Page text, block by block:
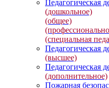
Педагогическая
(дошкольное)
(общее)
(специальная
Педагогическая
(высшее)
Педагогическая
(дополнительное)
Пожарная